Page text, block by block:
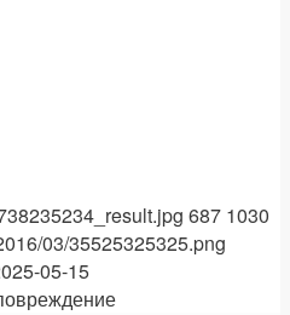
687 1030
03/35525325325.png
05-15